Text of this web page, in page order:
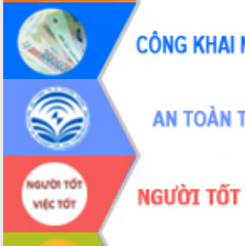
Phó Chủ tịch UBND tỉnh Đắk Lắk
Trương Công Thái kiểm tra thực địa
Dự án cao tốc Khánh Hòa - Buôn Ma
Thuột
Định vị cà phê Việt Nam như một “di
sản sống” trong dòng chảy toàn cầu
Xây dựng nông thôn mới: Nâng cao đời
sống người dân từ những mô hình thiết
Quyết liệt tháo gỡ vướng mắc, đẩy
nhanh tiến độ các dự án trọng điểm
trong Khu kinh tế Nam Phú Yên
Hòn Yến phát triển du lịch gắn với bảo
tồn biển